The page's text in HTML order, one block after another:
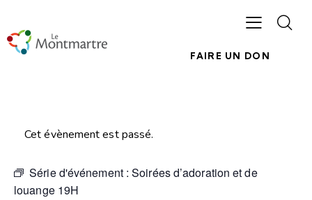
FAIRE UN DON
Cet évènement est passé.
Série d'événement :Soirées d’adoration et de
louange 19H